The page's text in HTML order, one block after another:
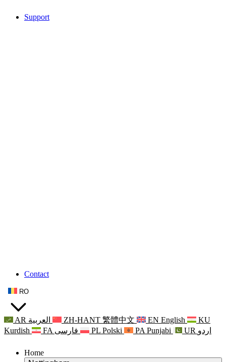
Support
Contact
RO
AR العربية ZH-HANT 繁體中文 EN English
KU
Kurdish
FA فارسی PL Polski PA Punjabi UR اردو
Home